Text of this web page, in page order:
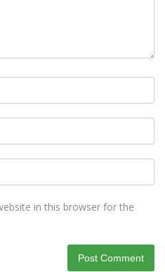
in this browser for the